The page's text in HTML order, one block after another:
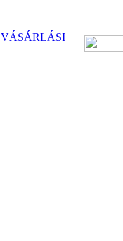
VÁSÁRLÁSI